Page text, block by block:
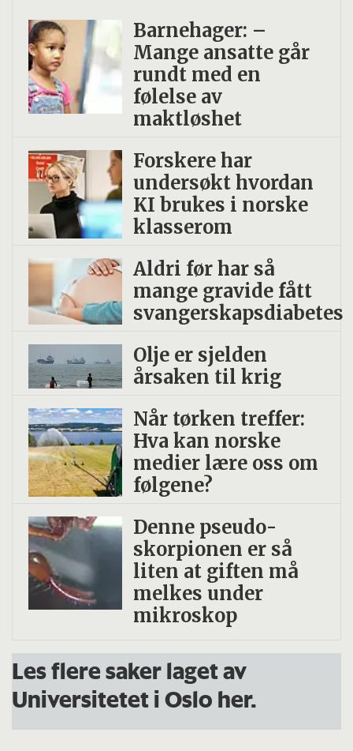
Barnehager: –
Mange ansatte går
rundt med en
følelse av
maktløshet
Forskere har
undersøkt hvordan
KI brukes i norske
klasserom
Aldri før har så
mange gravide fått
svangerskapsdiabetes
Olje er sjelden
årsaken til krig
Når tørken treffer:
Hva kan norske
medier lære oss om
følgene?
Denne pseudo­
skorpionen er så
liten at giften må
melkes under
mikroskop
Les flere saker laget av
Universitetet i Oslo her.